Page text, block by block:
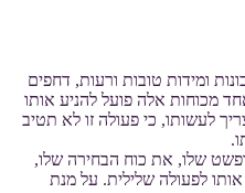
ומידות טובות ורעות, דחפים
מכוחות אלה פועל להניע אותו
לעשותו, כי פעולה זו לא תטיב
שלו, את כוח הבחירה שלו,
לפעולה שלילית. על מנת